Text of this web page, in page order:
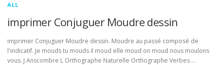
ALL
imprimer Conjuguer Moudre dessin
imprimer Conjuguer Moudre dessin. Moudre au passé composé de
l'indicatif. Je mouds tu mouds il moud elle moud on moud nous moulons
vous. J Anscombre L Orthographe Naturelle Orthographe Verbes …